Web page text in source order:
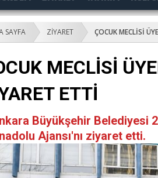
SAYFA ZİYARET ÇOCUK MECLİSİ
MECLİSİ
ETTİ
Büyükşehir Belediyesi
Ajansı'nı ziyaret etti.